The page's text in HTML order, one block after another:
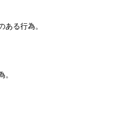
る行為。